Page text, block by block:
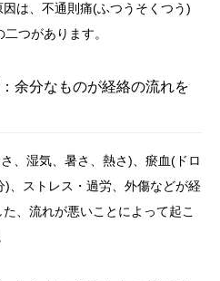
は、不通則痛(ふつうそくつう)
つがあります。
余分なものが経絡の流れを
、湿気、暑さ、熱さ)、瘀血(ドロ
)、ストレス・過労、外傷などが経
、流れが悪いことによって起こ